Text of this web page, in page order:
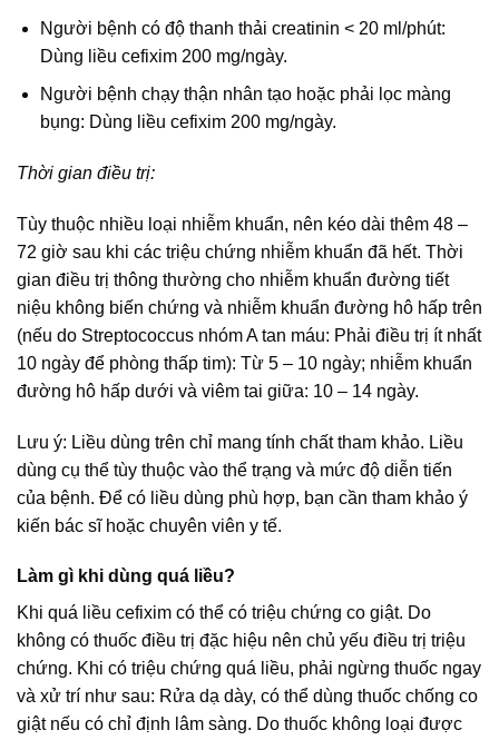
Người bệnh có độ thanh thải creatinin < 20 ml/phút:
Dùng liều cefixim 200 mg/ngày.
Người bệnh chạy thận nhân tạo hoặc phải lọc màng
bụng: Dùng liều cefixim 200 mg/ngày.
Thời gian điều trị:
Tùy thuộc nhiều loại nhiễm khuẩn, nên kéo dài thêm 48 –
72 giờ sau khi các triệu chứng nhiễm khuẩn đã hết. Thời
gian điều trị thông thường cho nhiễm khuẩn đường tiết
niệu không biến chứng và nhiễm khuẩn đường hô hấp trên
(nếu do Streptococcus nhóm A tan máu: Phải điều trị ít nhất
10 ngày để phòng thấp tim): Từ 5 – 10 ngày; nhiễm khuẩn
đường hô hấp dưới và viêm tai giữa: 10 – 14 ngày.
Lưu ý: Liều dùng trên chỉ mang tính chất tham khảo. Liều
dùng cụ thể tùy thuộc vào thể trạng và mức độ diễn tiến
của bệnh. Để có liều dùng phù hợp, bạn cần tham khảo ý
kiến bác sĩ hoặc chuyên viên y tế.
Làm gì khi dùng quá liều?
Khi quá liều cefixim có thể có triệu chứng co giật. Do
không có thuốc điều trị đặc hiệu nên chủ yếu điều trị triệu
chứng. Khi có triệu chứng quá liều, phải ngừng thuốc ngay
và xử trí như sau: Rửa dạ dày, có thể dùng thuốc chống co
giật nếu có chỉ định lâm sàng. Do thuốc không loại được